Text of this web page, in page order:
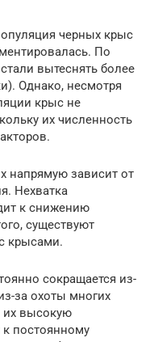
черных крыс
По
вытеснять более
Однако, несмотря
крыс не
их численность
напрямую зависит от
Нехватка
к снижению
существуют
крысами.
сокращается из-
за охоты многих
их высокую
к постоянному